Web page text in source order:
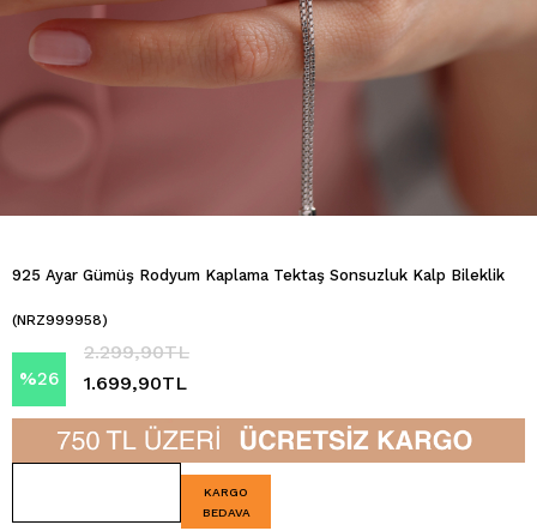
925 Ayar Gümüş Rodyum Kaplama Tektaş Sonsuzluk Kalp Bileklik
(NRZ999958)
%26
İndirim
2.299,90TL
1.699,90TL
KARGO
BEDAVA